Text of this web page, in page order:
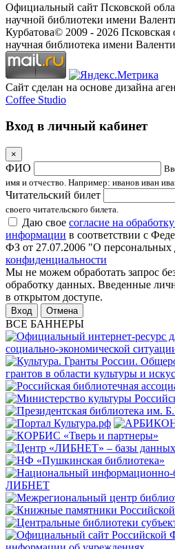
Официальный сайт Псковской
научной библиотеки имени
Курбатова© 2009 - 2026 Псковская
научная библиотека имени
Сайт сделан на основе дизайна
Coffee Studio
Вход в личный кабинет
×
ФИО
имя и отчество. Например: иванов иван
Читательский билет
своего читательского билета.
Даю свое согласие на
информации в соответствии с
ФЗ от 27.07.2006 "О
конфиденциальности
Мы не можем обработать запрос
обработку данных. Введенные
в открытом доступе.
Отмена
ВСЕ БАННЕРЫ